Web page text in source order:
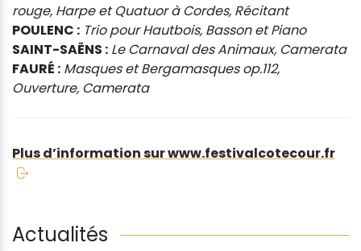
rouge, Harpe et Quatuor à Cordes, Récitant
POULENC : Trio pour Hautbois, Basson et Piano
SAINT-SAËNS : Le Carnaval des Animaux, Camerata
FAURÉ : Masques et Bergamasques op.112,
Ouverture, Camerata
Plus d’information sur www.festivalcotecour.fr
Actualités